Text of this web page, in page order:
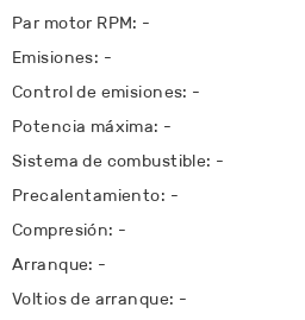
Par motor RPM: -
Emisiones: -
Control de emisiones: -
Potencia máxima: -
Sistema de combustible: -
Precalentamiento: -
Compresión: -
Arranque: -
Voltios de arranque: -